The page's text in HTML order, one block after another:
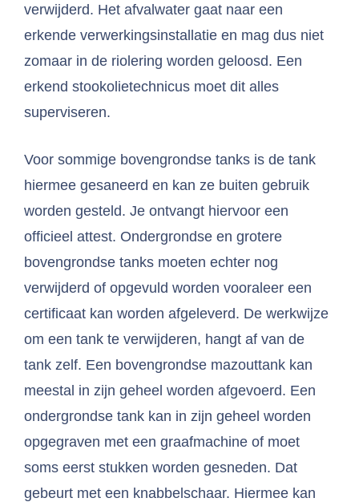
verwijderd. Het afvalwater gaat naar een
erkende verwerkingsinstallatie en mag dus niet
zomaar in de riolering worden geloosd. Een
erkend stookolietechnicus moet dit alles
superviseren.
Voor sommige bovengrondse tanks is de tank
hiermee gesaneerd en kan ze buiten gebruik
worden gesteld. Je ontvangt hiervoor een
officieel attest. Ondergrondse en grotere
bovengrondse tanks moeten echter nog
verwijderd of opgevuld worden vooraleer een
certificaat kan worden afgeleverd. De werkwijze
om een tank te verwijderen, hangt af van de
tank zelf. Een bovengrondse mazouttank kan
meestal in zijn geheel worden afgevoerd. Een
ondergrondse tank kan in zijn geheel worden
opgegraven met een graafmachine of moet
soms eerst stukken worden gesneden. Dat
gebeurt met een knabbelschaar. Hiermee kan